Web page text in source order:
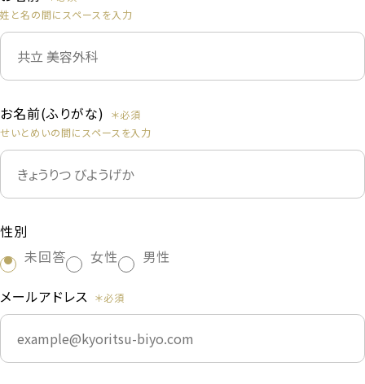
姓と名の間にスペースを入力
お名前(ふりがな)
せいとめいの間にスペースを入力
性別
未回答
女性 男性
メールアドレス